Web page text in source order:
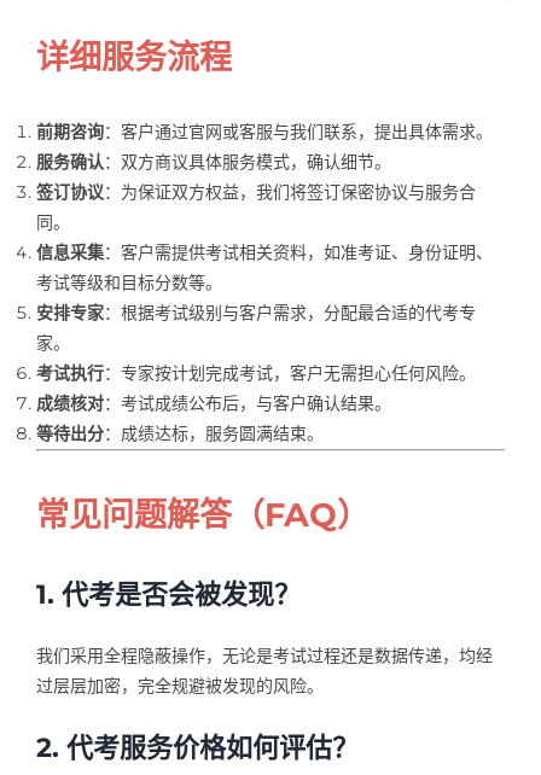
详细服务流程
前期咨询：客户通过官网或客服与我们联系，提出具体需求。
服务确认：双方商议具体服务模式，确认细节。
签订协议：为保证双方权益，我们将签订保密协议与服务合
同。
信息采集：客户需提供考试相关资料，如准考证、身份证明、
考试等级和目标分数等。
安排专家：根据考试级别与客户需求，分配最合适的代考专
家。
考试执行：专家按计划完成考试，客户无需担心任何风险。
成绩核对：考试成绩公布后，与客户确认结果。
等待出分：成绩达标，服务圆满结束。
常见问题解答（FAQ）
1. 代考是否会被发现？
我们采用全程隐蔽操作，无论是考试过程还是数据传递，均经
过层层加密，完全规避被发现的风险。
2. 代考服务价格如何评估？